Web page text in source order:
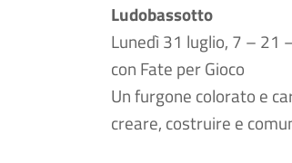
Ludobassotto
Lunedì 31 luglio, 7 – 21
con Fate per Gioco
Un furgone colorato e
creare, costruire e